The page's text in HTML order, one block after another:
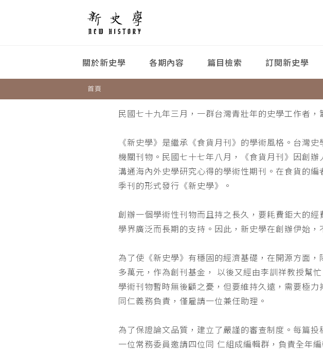
關於新史學 各期內容 篇目檢索 訂閱新史學
首頁
民國七十九年三月，一群台灣青壯年的史學工作者
《新史學》是繼承《食貨月刊》的學術風格。台灣
機關刊物。民國七十七年八月，《食貨月刊》因創
溝通海內外史學研究心得的學術性期刊。在食貨的
季刊的形式發行《新史學》。
創辦一個學術性刊物而且持之長久，要耗費鉅大的
學界廣泛而長期的支持。因此，新史學在創辦伊始
為了使《新史學》有穩固的經濟基礎，在開源方面
多萬元，作為創刊基金， 以後又經由李訓祥教授幫
學術刊物暫時無後顧之憂，但要維持久遠，需要極
同仁義務負責，僅雇請一位兼任助理。
為了保證論文品質，建立了嚴謹的審查制度。每篇
一位常務委員邀請四位同 仁組成編輯群，負責全年